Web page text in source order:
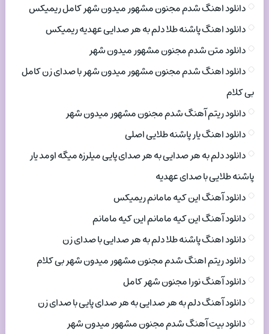
دانلود اهنگ شدم مجنون مشهور میدون شهر کامل ریمیکس
دانلود اهنگ پاشنه طلا دلم به هر صدایی عهدیه ریمیکس
دانلود متن شدم مجنون مشهور میدون شهر
دانلود اهنگ شدم مجنون مشهور میدون شهر با صدای زن کامل
بی کلام
دانلود ریتم آهنگ شدم مجنون مشهور میدون شهر
دانلود اهنگ یار پاشنه طلایی اصلی
دانلود دلم به هر صدایی به هر صدای پایی میلرزه میگه اومد یار
پاشنه طلایی با صدای عهدیه
دانلود آهنگ این کیه مامانم ریمیکس
دانلود آهنگ این کیه مامانم این کیه مامانم
دانلود اهنگ پاشنه طلا دلم به هر صدایی با صدای زن
دانلود ریتم اهنگ شدم مجنون مشهور میدون شهر بی کلام
دانلود آهنگ نورا مجنون شهر کامل
دانلود آهنگ دلم به هر صدایی به هر صدای پایی با صدای زن
دانلود بیت آهنگ شدم مجنون مشهور میدون شهر